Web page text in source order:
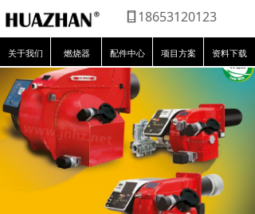
关于我们 燃烧器 配件中心 项目方案 资料下载
18653120123